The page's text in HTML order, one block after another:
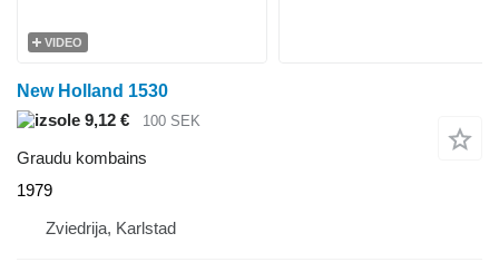
VIDEO
New Holland 1530
9,12 €
100 SEK
Graudu kombains
1979
Zviedrija, Karlstad